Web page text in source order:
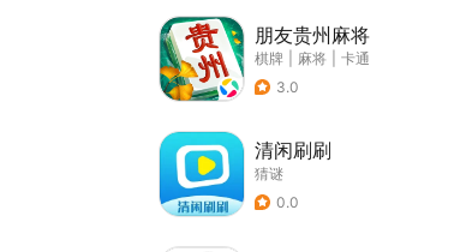
朋友贵州麻将
棋牌 麻将
卡通
3.0
清闲刷刷
猜谜
0.0